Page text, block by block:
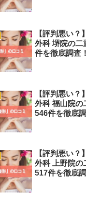
【評判悪い
外科 堺院の二
件を徹底調査！
【評判悪い
外科 福山院の
546件を徹底調
【評判悪い
外科 上野院の
517件を徹底調